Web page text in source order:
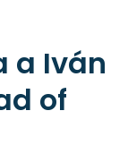
a Iván
of